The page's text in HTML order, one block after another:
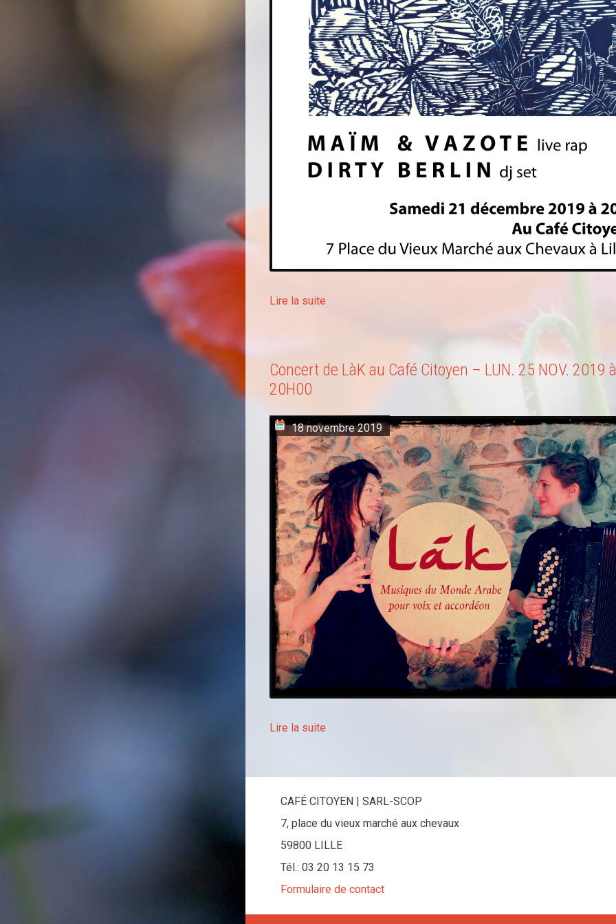
Lire la suite
Concert de LàK au Café Citoyen – LUN. 25 NOV. 2019 à
20H00
18 novembre 2019
Lire la suite
CAFÉ CITOYEN | SARL-SCOP
7, place du vieux marché aux chevaux
59800 LILLE
Tél.: 03 20 13 15 73
Formulaire de contact